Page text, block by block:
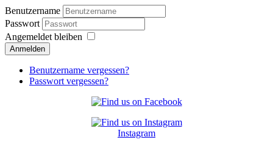
Benutzername
Passwort
Angemeldet bleiben
Anmelden
Benutzername vergessen?
Passwort vergessen?
Instagram